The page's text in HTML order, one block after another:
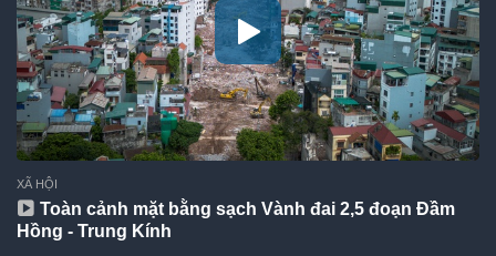
XÃ HỘI
Toàn cảnh mặt bằng sạch Vành đai 2,5 đoạn Đầm
Hồng - Trung Kính